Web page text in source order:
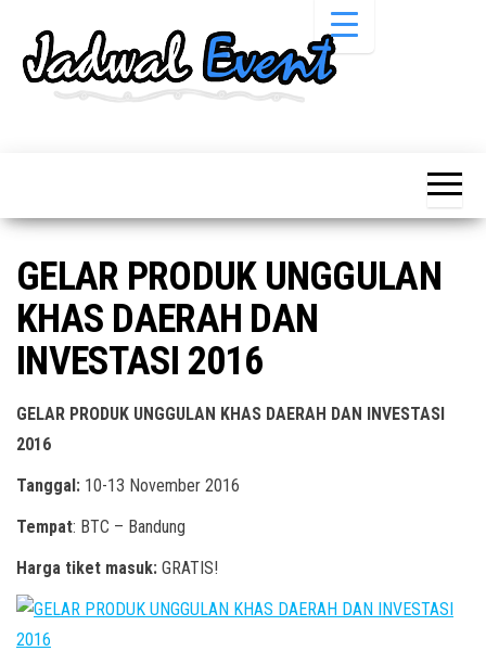
Pameran,
Acara &
Promo
Terbaru
Pameran,
Bazaar,
Workshop,
Job Fair,
Lomba dll.
GELAR PRODUK UNGGULAN
KHAS DAERAH DAN
INVESTASI 2016
GELAR PRODUK UNGGULAN KHAS DAERAH DAN INVESTASI
2016
Tanggal: 10-13 November 2016
Tempat: BTC – Bandung
Harga tiket masuk: GRATIS!